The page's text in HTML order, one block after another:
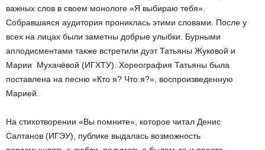
важных слов в своем монологе «Я выбираю тебя».
Собравшаяся аудитория прониклась этими словами. После у
всех на лицах были заметны добрые улыбки. Бурными
аплодисментами также встретили дуэт Татьяны Жуковой и
Марии Мухачёвой (ИГХТУ). Хореография Татьяны была
поставлена на песню «Кто я? Что я?», воспроизведенную
Марией.
На стихотворении «Вы помните», которое читал Денис
Салтанов (ИГЭУ), публике выдалась возможность